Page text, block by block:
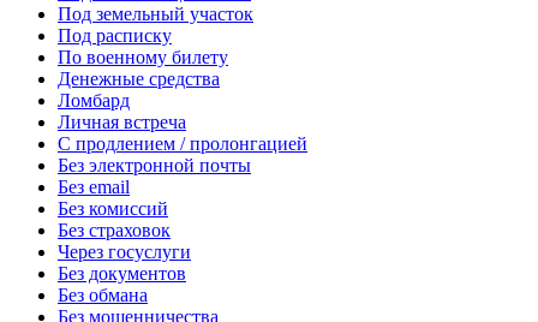
Под земельный участок
Под расписку
По военному билету
Денежные средства
Ломбард
Личная встреча
С продлением / пролонгацией
Без электронной почты
Без email
Без комиссий
Без страховок
Через госуслуги
Без документов
Без обмана
Без мошенничества